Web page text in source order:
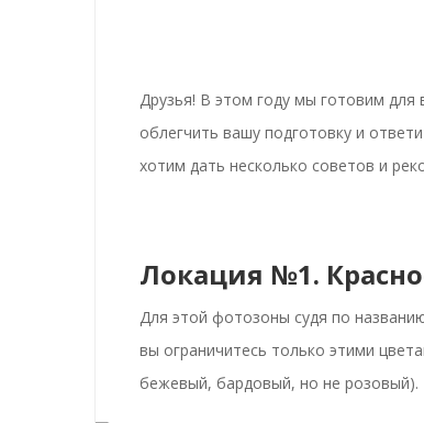
Друзья! В этом году мы готовим для
облегчить вашу подготовку и
хотим дать несколько советов и
Локация №1.
Для этой фотозоны судя по
вы ограничитесь только этими
бежевый, бардовый, но не розовый).